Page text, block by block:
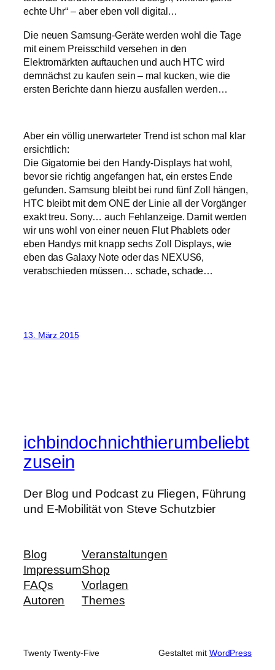
echte Uhr“ – aber eben voll digital…
Die neuen Samsung-Geräte werden wohl die Tage
mit einem Preisschild versehen in den
Elektromärkten auftauchen und auch HTC wird
demnächst zu kaufen sein – mal kucken, wie die
ersten Berichte dann hierzu ausfallen werden…
Aber ein völlig unerwarteter Trend ist schon mal klar
ersichtlich:
Die Gigatomie bei den Handy-Displays hat wohl,
bevor sie richtig angefangen hat, ein erstes Ende
gefunden. Samsung bleibt bei rund fünf Zoll hängen,
HTC bleibt mit dem ONE der Linie all der Vorgänger
exakt treu. Sony… auch Fehlanzeige. Damit werden
wir uns wohl von einer neuen Flut Phablets oder
eben Handys mit knapp sechs Zoll Displays, wie
eben das Galaxy Note oder das NEXUS6,
verabschieden müssen… schade, schade…
13. März 2015
ichbindochnichthierumbeliebt
zusein
Der Blog und Podcast zu Fliegen, Führung
und E-Mobilität von Steve Schutzbier
Blog
Impressum
FAQs
Autoren
Veranstaltungen
Shop
Vorlagen
Themes
Twenty Twenty-Five Gestaltet mit WordPress